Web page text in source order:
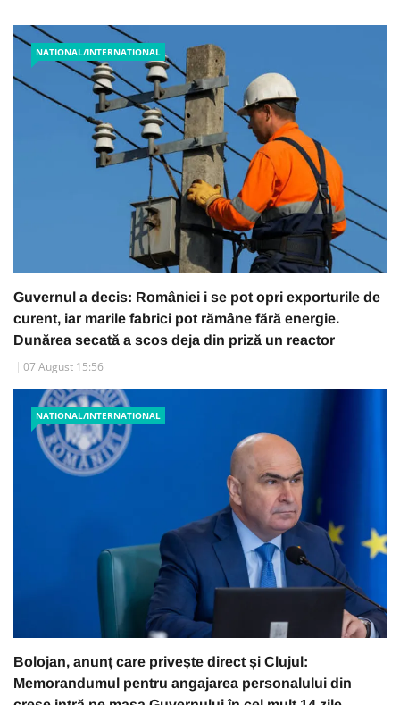
NATIONAL/INTERNATIONAL
Guvernul a decis: României i se pot opri exporturile de
curent, iar marile fabrici pot rămâne fără energie.
Dunărea secată a scos deja din priză un reactor
07 August 15:56
NATIONAL/INTERNATIONAL
Bolojan, anunț care privește direct și Clujul:
Memorandumul pentru angajarea personalului din